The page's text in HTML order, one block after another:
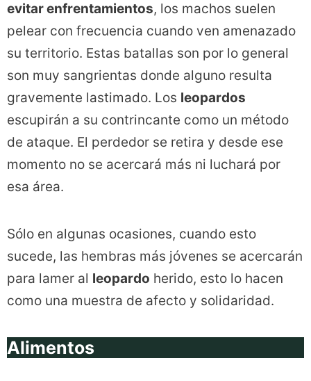
evitar enfrentamientos, los machos suelen
pelear con frecuencia cuando ven amenazado
su territorio. Estas batallas son por lo general
son muy sangrientas donde alguno resulta
gravemente lastimado. Los leopardos
escupirán a su contrincante como un método
de ataque. El perdedor se retira y desde ese
momento no se acercará más ni luchará por
esa área.
Sólo en algunas ocasiones, cuando esto
sucede, las hembras más jóvenes se acercarán
para lamer al leopardo herido, esto lo hacen
como una muestra de afecto y solidaridad.
Alimentos